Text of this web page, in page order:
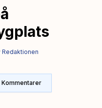
Redaktionen
Kommentarer